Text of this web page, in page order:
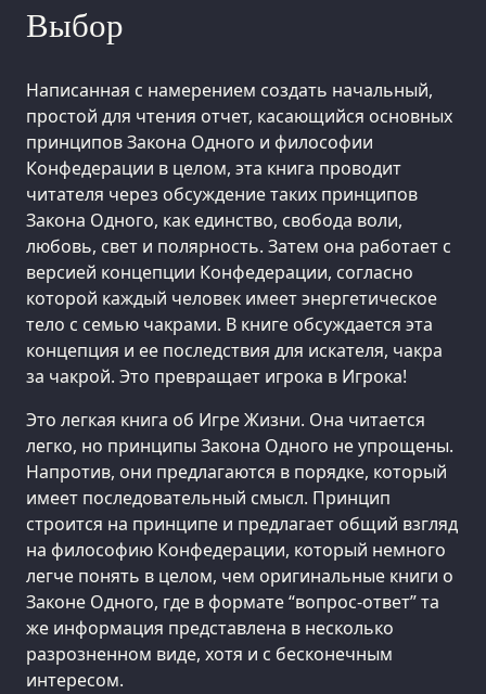
Выбор
Написанная с намерением создать начальный,
простой для чтения отчет, касающийся основных
принципов Закона Одного и философии
Конфедерации в целом, эта книга проводит
читателя через обсуждение таких принципов
Закона Одного, как единство, свобода воли,
любовь, свет и полярность. Затем она работает с
версией концепции Конфедерации, согласно
которой каждый человек имеет энергетическое
тело с семью чакрами. В книге обсуждается эта
концепция и ее последствия для искателя, чакра
за чакрой. Это превращает игрока в Игрока!
Это легкая книга об Игре Жизни. Она читается
легко, но принципы Закона Одного не упрощены.
Напротив, они предлагаются в порядке, который
имеет последовательный смысл. Принцип
строится на принципе и предлагает общий взгляд
на философию Конфедерации, который немного
легче понять в целом, чем оригинальные книги о
Законе Одного, где в формате “вопрос-ответ” та
же информация представлена в несколько
разрозненном виде, хотя и с бесконечным
интересом.